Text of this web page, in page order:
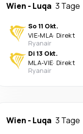
Wien - Luqa 3 Tage
So 11 Okt.
VIE-MLA· Direkt
Ryanair
Di 13 Okt.
MLA-VIE· Direkt
Ryanair
Wien - Luqa 3 Tage